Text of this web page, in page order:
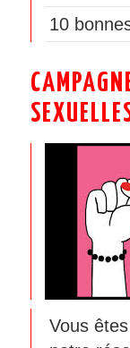
10
Vous